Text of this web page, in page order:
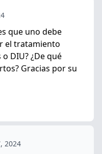
que uno debe
el tratamiento
DIU? ¿De qué
Gracias por su
2024